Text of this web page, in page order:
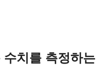
수치를 측정하는